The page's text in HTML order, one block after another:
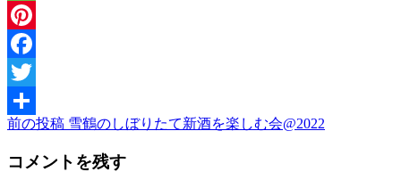
Message
Pinterest
Facebook
Twitter
共
有
投
稿
前
投
前の投稿 雪鶴のしぼりたて新酒を楽しむ会@2022
コメントを残す